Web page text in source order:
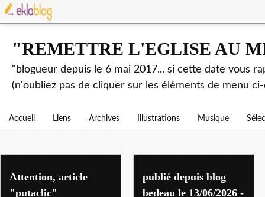
"REMETTRE L'EGLISE AU
"blogueur depuis le 6 mai 2017... si cette date vous
(n'oubliez pas de cliquer sur les éléments de menu
Accueil Liens Archives Illustrations Musique
blog
Attention, article
"putaclic"
publié depuis blog
bedeau le 13/06/2026 -